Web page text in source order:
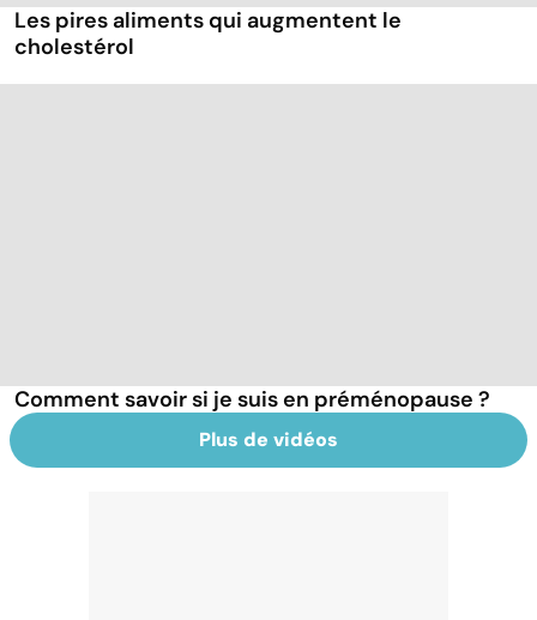
Les pires aliments qui augmentent le
cholestérol
Comment savoir si je suis en préménopause ?
Plus de vidéos